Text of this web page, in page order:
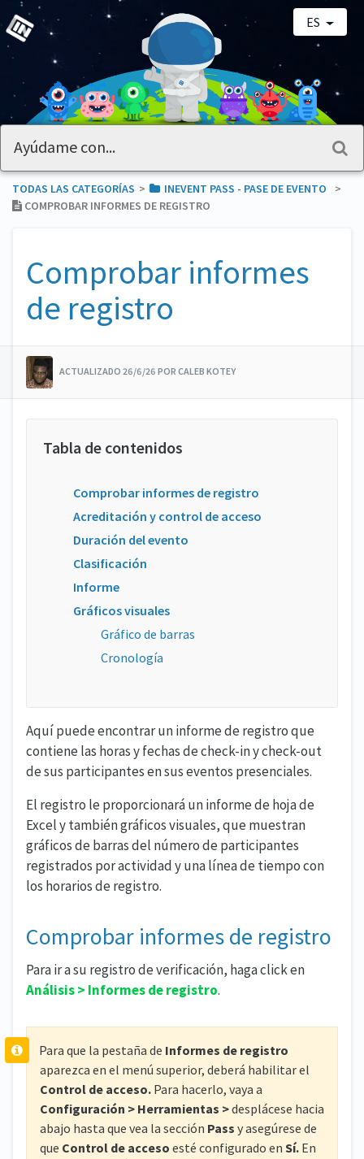
ES
TODAS LAS CATEGORÍAS ​>​ ​INEVENT PASS - PASE DE EVENTO
​>​
COMPROBAR INFORMES DE REGISTRO
Comprobar informes
de registro
ACTUALIZADO 26/6/26 POR CALEB KOTEY
Comprobar informes de registro
Acreditación y control de acceso
Duración del evento
Clasificación
Informe
Gráficos visuales
Gráfico de barras
Cronología
Aquí puede encontrar un informe de registro que
contiene las horas y fechas de check-in y check-out
de sus participantes en sus eventos presenciales.
El registro le proporcionará un informe de hoja de
Excel y también gráficos visuales, que muestran
gráficos de barras del número de participantes
registrados por actividad y una línea de tiempo con
los horarios de registro.
Comprobar informes de registro
Para ir a su registro de verificación, haga click en
Análisis > Informes de registro.
Para que la pestaña de Informes de registro
aparezca en el menú superior, deberá habilitar el
Control de acceso. Para hacerlo, vaya a
Configuración > Herramientas >desplácese hacia
abajo hasta que vea la sección Pass y asegúrese de
que Control de acceso esté configurado en Sí. En